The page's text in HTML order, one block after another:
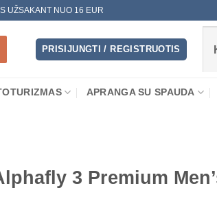
UŽSAKANT NUO 16 EUR
PRISIJUNGTI / REGISTRUOTIS
APRANGA SU SPAUDA
3 Premium